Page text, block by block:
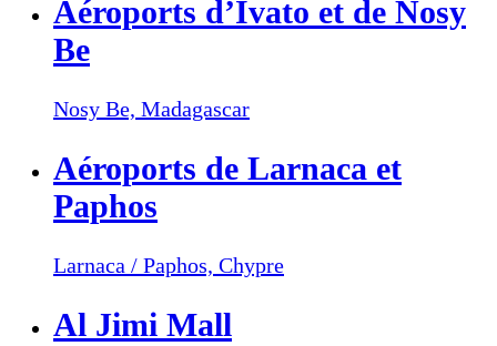
Aéroports d’Ivato et de Nosy
Be
Nosy Be, Madagascar
Aéroports de Larnaca et
Paphos
Larnaca / Paphos, Chypre
Al Jimi Mall